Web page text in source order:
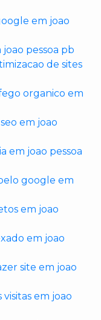
em joao
pessoa pb
de sites
organico em
em joao
em joao pessoa
google em
em joao
em joao
site em joao
em joao